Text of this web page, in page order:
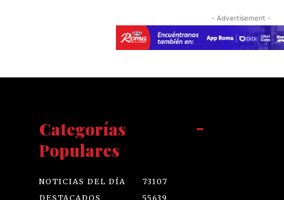
- Advertisement -
Categorías
Populares
NOTICIAS DEL DÍA
73107
-